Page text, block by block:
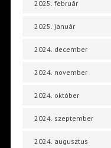
2025. február
2025. január
2024. december
2024. november
2024. október
2024. szeptember
2024. augusztus